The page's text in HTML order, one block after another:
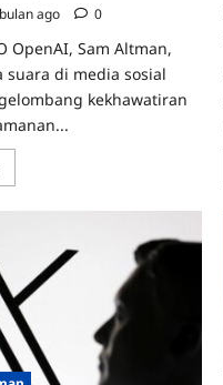
ago 0
OpenAI, Sam Altman,
suara di media sosial
kekhawatiran
Tudingan
Soal
Psikosis